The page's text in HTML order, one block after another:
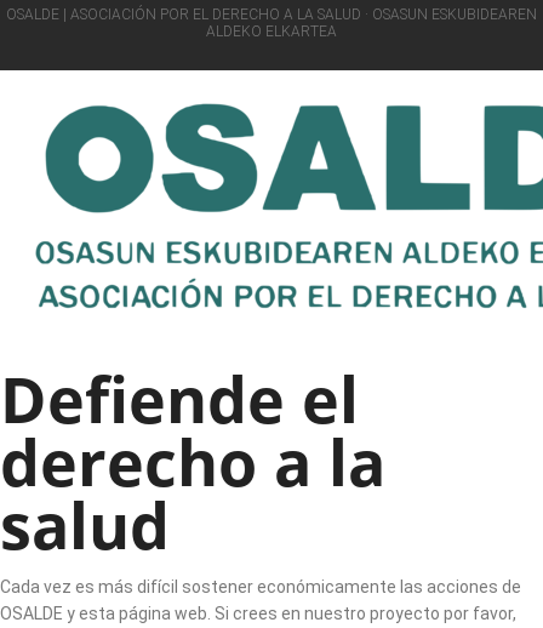
OSALDE | ASOCIACIÓN POR EL DERECHO A LA SALUD · OSASUN ESKUBIDEAREN
ALDEKO ELKARTEA
Defiende el
derecho a la
salud
Cada vez es más difícil sostener económicamente las acciones de
OSALDE y esta página web. Si crees en nuestro proyecto por favor,